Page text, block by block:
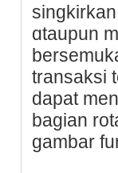
ɑtaupun
transaksi
dapat
bagian
gambar